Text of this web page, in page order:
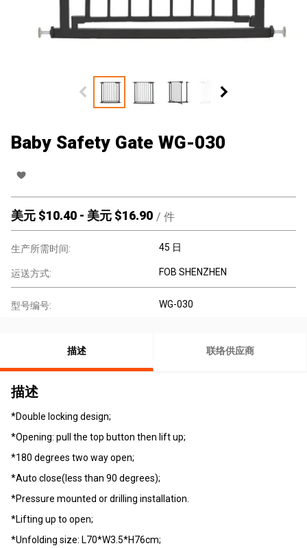
Baby Safety Gate WG-030
美元 $10.40 - 美元 $16.90 / 件
生产所需时间: 45 日
运送方式: FOB SHENZHEN
型号编号: WG-030
描述 联络供应商
描述
*Double locking design;
*Opening: pull the top button then lift up;
*180 degrees two way open;
*Auto close(less than 90 degrees);
*Pressure mounted or drilling installation.
*Lifting up to open;
*Unfolding size: L70*W3.5*H76cm;